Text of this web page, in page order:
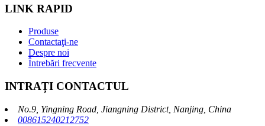
LINK RAPID
Produse
Contactaţi-ne
Despre noi
Întrebări frecvente
INTRAȚI CONTACTUL
No.9, Yingning Road, Jiangning District, Nanjing, China
008615240212752